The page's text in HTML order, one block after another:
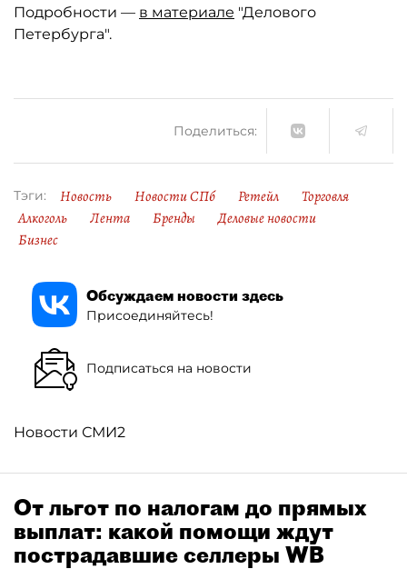
Подробности — в материале "Делового
Петербурга".
Поделиться:
Тэги: Новость Новости СПб Ретейл
Торговля
Алкоголь
Лента Бренды
Деловые новости
Бизнес
Обсуждаем новости здесь
Присоединяйтесь!
Подписаться на новости
Новости СМИ2
От льгот по налогам до прямых
выплат: какой помощи ждут
пострадавшие селлеры WB